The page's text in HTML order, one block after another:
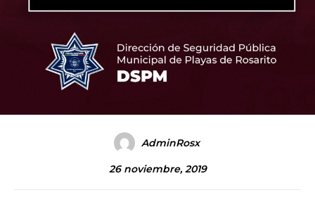
AdminRosx
26 noviembre, 2019